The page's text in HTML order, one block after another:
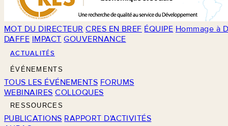
MOT DU DIRECTEUR CRES EN BREF ÉQUIPE Hommage à
DAFFE IMPACT GOUVERNANCE
ACTUALITÉS
ÉVÉNEMENTS
TOUS LES ÉVÉNEMENTS FORUMS
WEBINAIRES COLLOQUES
RESSOURCES
PUBLICATIONS RAPPORT D'ACTIVITÉS